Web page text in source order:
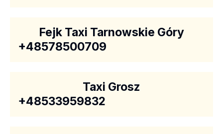
Fejk Taxi Tarnowskie Góry
+48578500709
Taxi Grosz
+48533959832